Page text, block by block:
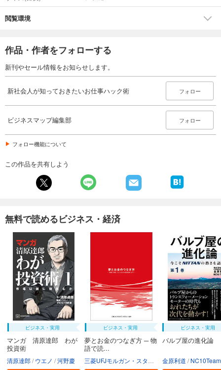
「職場で好かれる人の仕事術 やっかい上司・くせもの部下との接し方」
部下との上手な付き合い方／上司との人間関係を円滑にするテクニック
人間関係で疲れた時ときの対処法／取引先の人との人間関係を良好に
閲覧環境
作品・作者をフォローする
新刊やセール情報をお知らせします。
新社会人が知っておきたいお仕事ハック術 フォロー
ビジネスマップ編集部 フォロー
フォロー機能について
この作品を共有しよう
無料で読めるビジネス・経済
ビジネス・実用
マンガ 清原達郎 わが
投資術
清原達郎 ウエノ 河野慶
ビジネス・実用
夢とお金のつなぎ方 ─ 物
語で読...
三菱UFJモルガン・スタンレー証券株式会社
ビジネス・実用
バルブ屋の進化論
金原利道 NC10Team